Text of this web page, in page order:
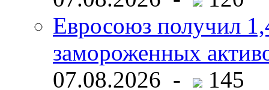
Евросоюз получил
замороженных
07.08.2026 -
145